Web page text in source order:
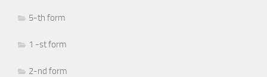
5-th form
1 -st form
2-nd form